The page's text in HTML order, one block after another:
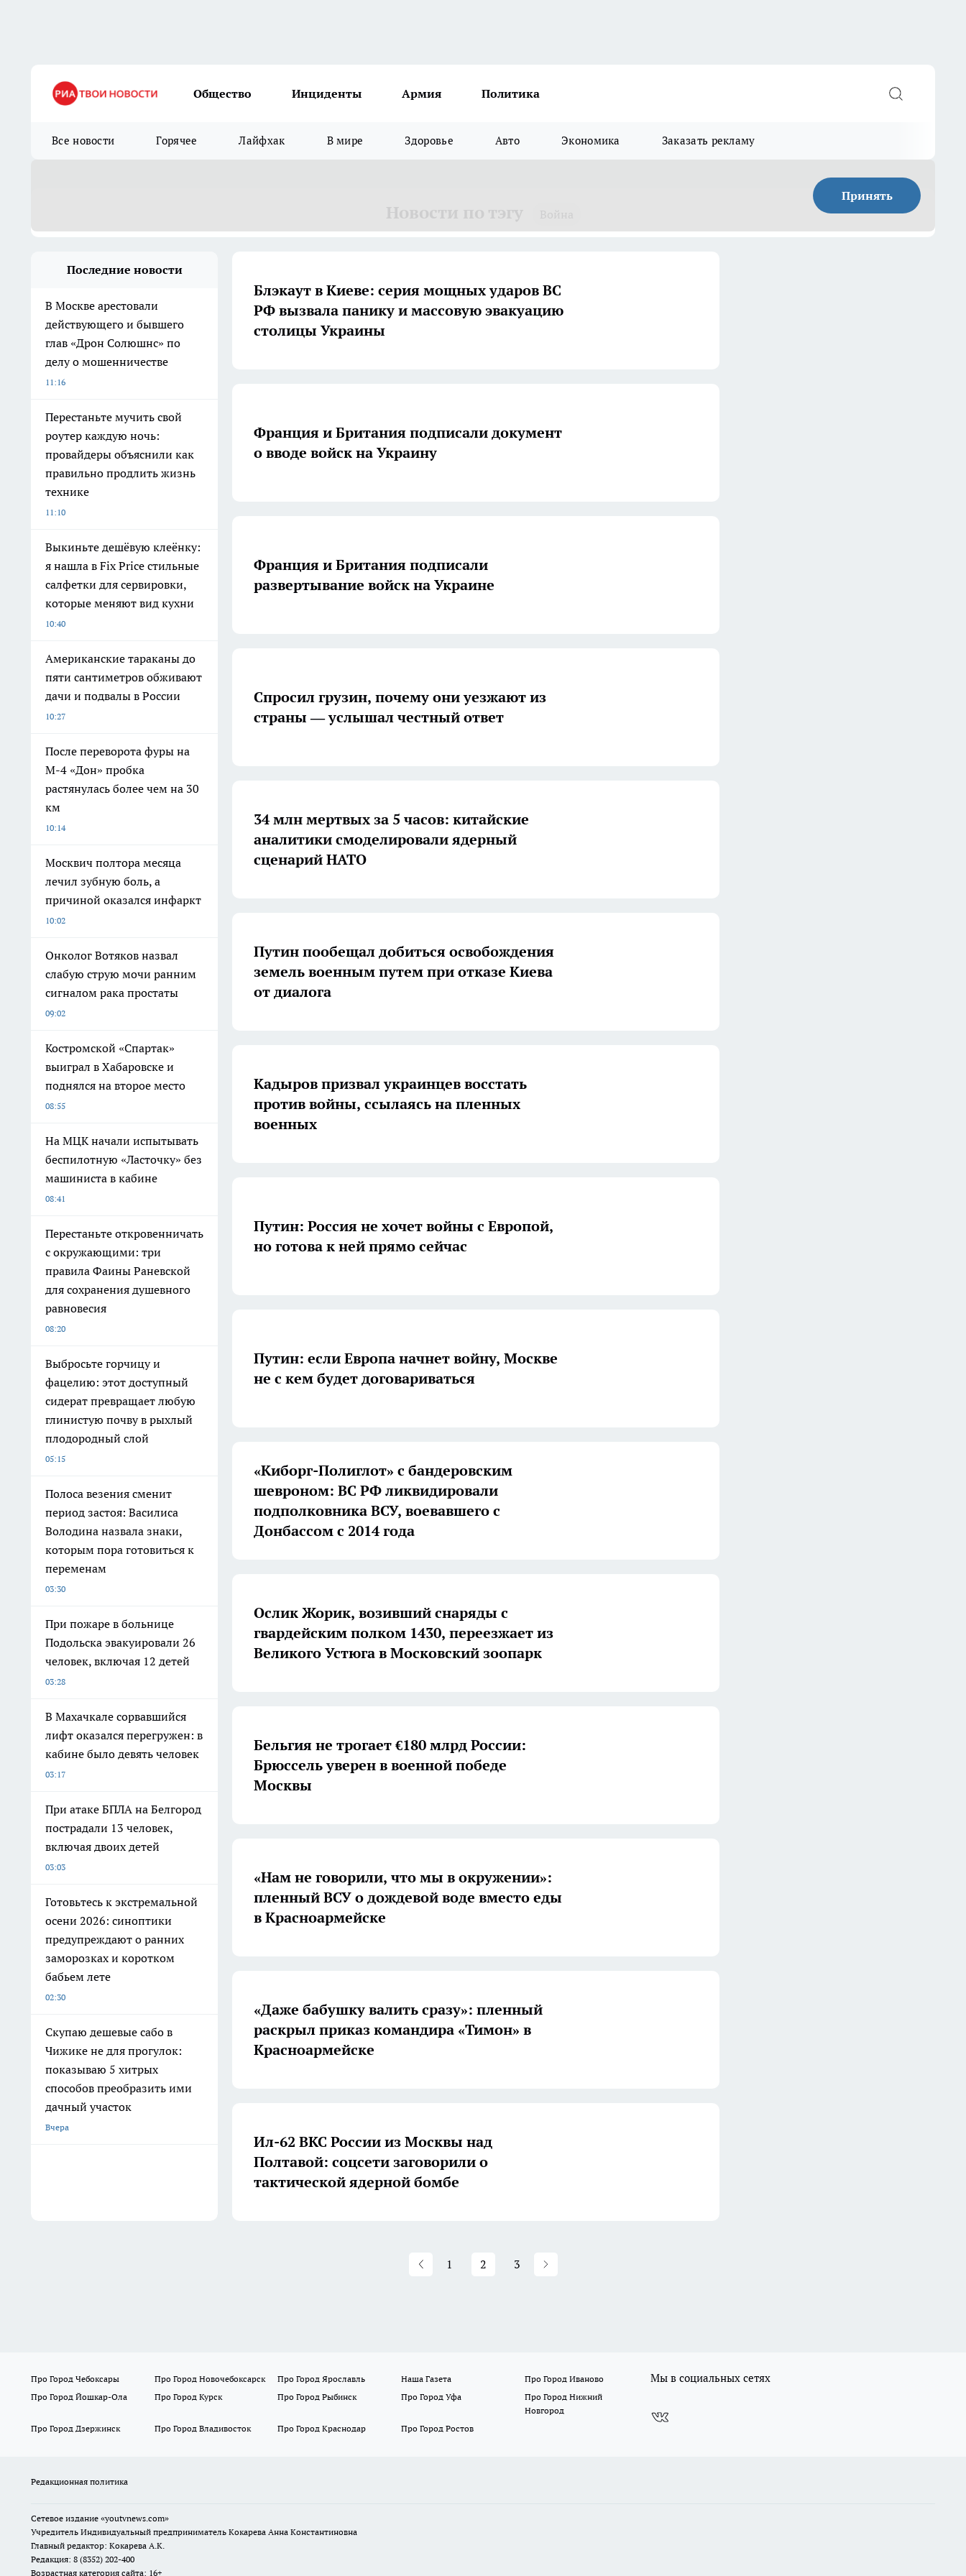
Общество Инциденты Армия Политика
Все новости Горячее Лайфхак В мире Здоровье Авто Экономика Заказать рекламу
Принять
Последние новости
В Москве арестовали
действующего и бывшего
глав «Дрон Солюшнс» по
делу о мошенничестве
11:16
Перестаньте мучить свой
роутер каждую ночь:
провайдеры объяснили как
правильно продлить жизнь
технике
11:10
Выкиньте дешёвую клеёнку:
я нашла в Fix Price стильные
салфетки для сервировки,
которые меняют вид кухни
10:40
Американские тараканы до
пяти сантиметров обживают
дачи и подвалы в России
10:27
После переворота фуры на
М-4 «Дон» пробка
растянулась более чем на 30
км
10:14
Москвич полтора месяца
лечил зубную боль, а
причиной оказался инфаркт
10:02
Онколог Вотяков назвал
слабую струю мочи ранним
сигналом рака простаты
09:02
Костромской «Спартак»
выиграл в Хабаровске и
поднялся на второе место
08:55
На МЦК начали испытывать
беспилотную «Ласточку» без
машиниста в кабине
08:41
Перестаньте откровенничать
с окружающими: три
правила Фаины Раневской
для сохранения душевного
равновесия
08:20
Выбросьте горчицу и
фацелию: этот доступный
сидерат превращает любую
глинистую почву в рыхлый
плодородный слой
05:15
Полоса везения сменит
период застоя: Василиса
Володина назвала знаки,
которым пора готовиться к
переменам
03:30
При пожаре в больнице
Подольска эвакуировали 26
человек, включая 12 детей
03:28
В Махачкале сорвавшийся
лифт оказался перегружен: в
кабине было девять человек
03:17
При атаке БПЛА на Белгород
пострадали 13 человек,
включая двоих детей
03:03
Готовьтесь к экстремальной
осени 2026: синоптики
предупреждают о ранних
заморозках и коротком
бабьем лете
02:30
Скупаю дешевые сабо в
Чижике не для прогулок:
показываю 5 хитрых
способов преобразить ими
дачный участок
Вчера
Блэкаут в Киеве: серия мощных ударов ВС
РФ вызвала панику и массовую эвакуацию
столицы Украины
Франция и Британия подписали документ
о вводе войск на Украину
Франция и Британия подписали
развертывание войск на Украине
Спросил грузин, почему они уезжают из
страны — услышал честный ответ
34 млн мертвых за 5 часов: китайские
аналитики смоделировали ядерный
сценарий НАТО
Путин пообещал добиться освобождения
земель военным путем при отказе Киева
от диалога
Кадыров призвал украинцев восстать
против войны, ссылаясь на пленных
военных
Путин: Россия не хочет войны с Европой,
но готова к ней прямо сейчас
Путин: если Европа начнет войну, Москве
не с кем будет договариваться
«Киборг-Полиглот» с бандеровским
шевроном: ВС РФ ликвидировали
подполковника ВСУ, воевавшего с
Донбассом с 2014 года
Ослик Жорик, возивший снаряды с
гвардейским полком 1430, переезжает из
Великого Устюга в Московский зоопарк
Бельгия не трогает €180 млрд России:
Брюссель уверен в военной победе
Москвы
«Нам не говорили, что мы в окружении»:
пленный ВСУ о дождевой воде вместо еды
в Красноармейске
«Даже бабушку валить сразу»: пленный
раскрыл приказ командира «Тимон» в
Красноармейске
Ил-62 ВКС России из Москвы над
Полтавой: соцсети заговорили о
тактической ядерной бомбе
1 2 3
Про Город Чебоксары Про Город Новочебоксарск Про Город Ярославль Наша Газета
Про Город Иваново
Про Город Йошкар-Ола
Про Город Курск Про Город Рыбинск Про Город Уфа
Про Город Нижний
Новгород
Про Город Дзержинск
Про Город Владивосток Про Город Краснодар Про Город Ростов
Мы в социальных сетях
Редакционная политика
Сетевое издание «youtvnews.com»
Учредитель Индивидуальный предприниматель Кокарева Анна Константиновна
Главный редактор: Кокарева А.К.
Редакция: 8 (8352) 202-400
Возрастная категория сайта: 16+